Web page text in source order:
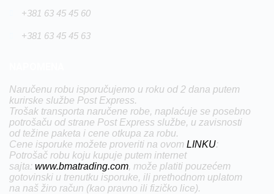
+381 63 45 45 60
+381 63 45 45 63
Naručenu robu isporučujemo u roku od 2 dana putem
kurirske službe Post Express.
Trošak transporta naručene robe, naplaćuje se posebno
potrošaču od strane Post Express službe, u zavisnosti
od težine paketa i cene otkupa za robu.
Cene isporuke možete proveriti na ovom LINKU:
Potrošač robu koju kupuje putem internet
sajta: www.bmatrading.com, može platiti pouzećem
gotovinski u trenutku isporuke, ili prethodnom uplatom
na naš žiro račun (kao pravno ili fizičko lice).